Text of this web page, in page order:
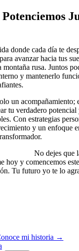
donde cada día te
avanzar hacia tus
montaña rusa. Juntos
y mantenerlo
un acompañamiento;
tu verdadero
Con estrategias
y un enfoque
No dejes que
hoy y comencemos
Tu futuro yo te lo
mi historia →